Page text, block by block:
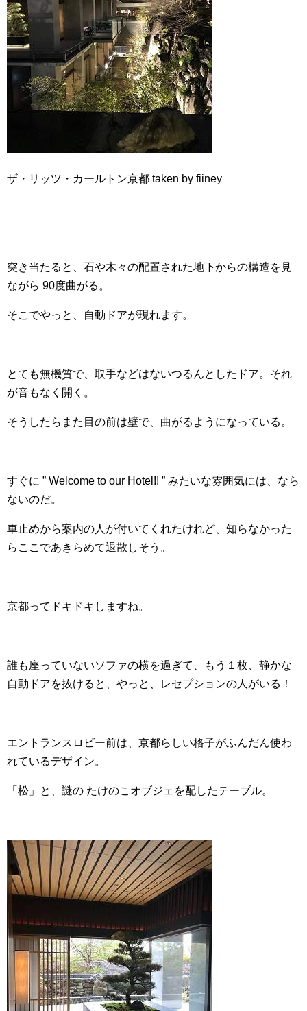
ザ・リッツ・カールトン京都 taken by fiiney
突き当たると、石や木々の配置された地下からの構造を見
ながら 90度曲がる。
そこでやっと、自動ドアが現れます。
とても無機質で、取手などはないつるんとしたドア。それ
が音もなく開く。
そうしたらまた目の前は壁で、曲がるようになっている。
すぐに ” Welcome to our Hotel!! ” みたいな雰囲気には、なら
ないのだ。
車止めから案内の人が付いてくれたけれど、知らなかった
らここであきらめて退散しそう。
京都ってドキドキしますね。
誰も座っていないソファの横を過ぎて、もう１枚、静かな
自動ドアを抜けると、やっと、レセプションの人がいる！
エントランスロビー前は、京都らしい格子がふんだん使わ
れているデザイン。
「松」と、謎の たけのこオブジェを配したテーブル。